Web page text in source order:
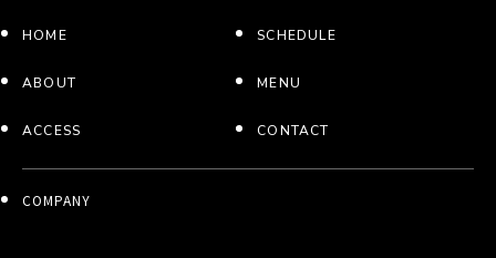
HOME SCHEDULE
ABOUT MENU
ACCESS CONTACT
COMPANY